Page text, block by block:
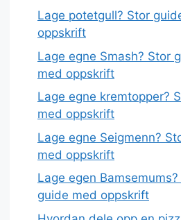
Lage potetgull? Stor
oppskrift
Lage egne Smash? Stor
med oppskrift
Lage egne kremtopper?
med oppskrift
Lage egne Seigmenn?
med oppskrift
Lage egen
guide med oppskrift